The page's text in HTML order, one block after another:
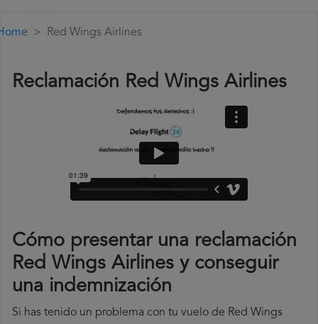
Red Wings Airlines
Reclamación Red Wings Airlines
Cómo presentar una reclamación
Red Wings Airlines y conseguir
una indemnización
Si has tenido un problema con tu vuelo de Red Wings